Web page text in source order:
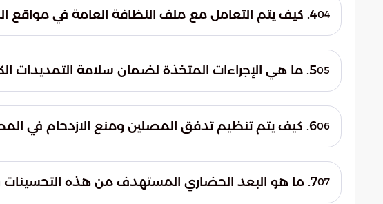
التشغيلية. تشمل هذه المسارات النظافة العامة والإصحاح
للمرافق، بالإضافة إلى وضع خطط دقيقة لتنظيم إدارة
044. كيف يتم التعامل مع ملف النظافة العامة في مواقع المصليات؟
مكثف قبل حلول العيد. كما يتم العمل على إزالة كافة
ونظيفة تليق بقدسية هذه الشعيرة الدينية وبالجموع
055. ما هي الإجراءات المتخذة لضمان سلامة التمديدات الكهربائية والإنارة؟
المحافظة. ويشمل ذلك التأكد من سلامة التمديدات
استمرارية الخدمة دون أي أعطال تقنية قد تؤثر على راحة
066. كيف يتم تنظيم تدفق المصلين ومنع الازدحام في المصليات؟
وسهولة. تهدف هذه الإجراءات التنظيمية إلى منع التكدس
يضمن حركة انسيابية وآمنة للجميع منذ لحظة الدخول
077. ما هو البعد الحضاري المستهدف من هذه التحسينات والخدمات؟